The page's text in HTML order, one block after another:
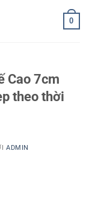
0
Cao 7cm
theo thời
ADMIN